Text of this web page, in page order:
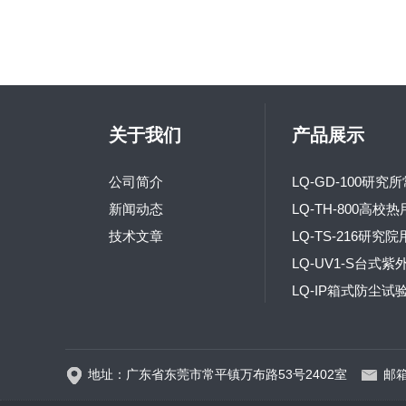
关于我们
公司简介
新闻动态
技术文章
产品展示
地址：广东省东莞市常平镇万布路53号2402室 邮